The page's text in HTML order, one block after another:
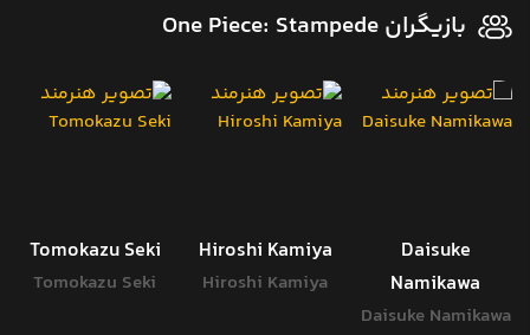
بازیگران One Piece: Stampede
Daisuke
Namikawa
Daisuke Namikawa
Hiroshi Kamiya
Hiroshi Kamiya
Tomokazu Seki
Tomokazu Seki